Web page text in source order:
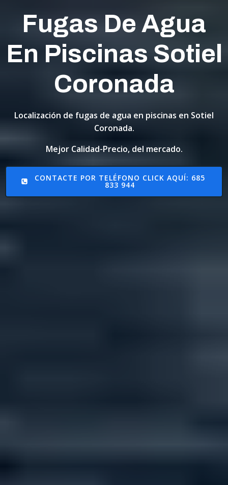
Fugas De Agua
En Piscinas Sotiel
Coronada
Localización de fugas de agua en piscinas en Sotiel
Coronada.
Mejor Calidad-Precio, del mercado.
CONTACTE POR TELÉFONO CLICK AQUÍ: 685
833 944